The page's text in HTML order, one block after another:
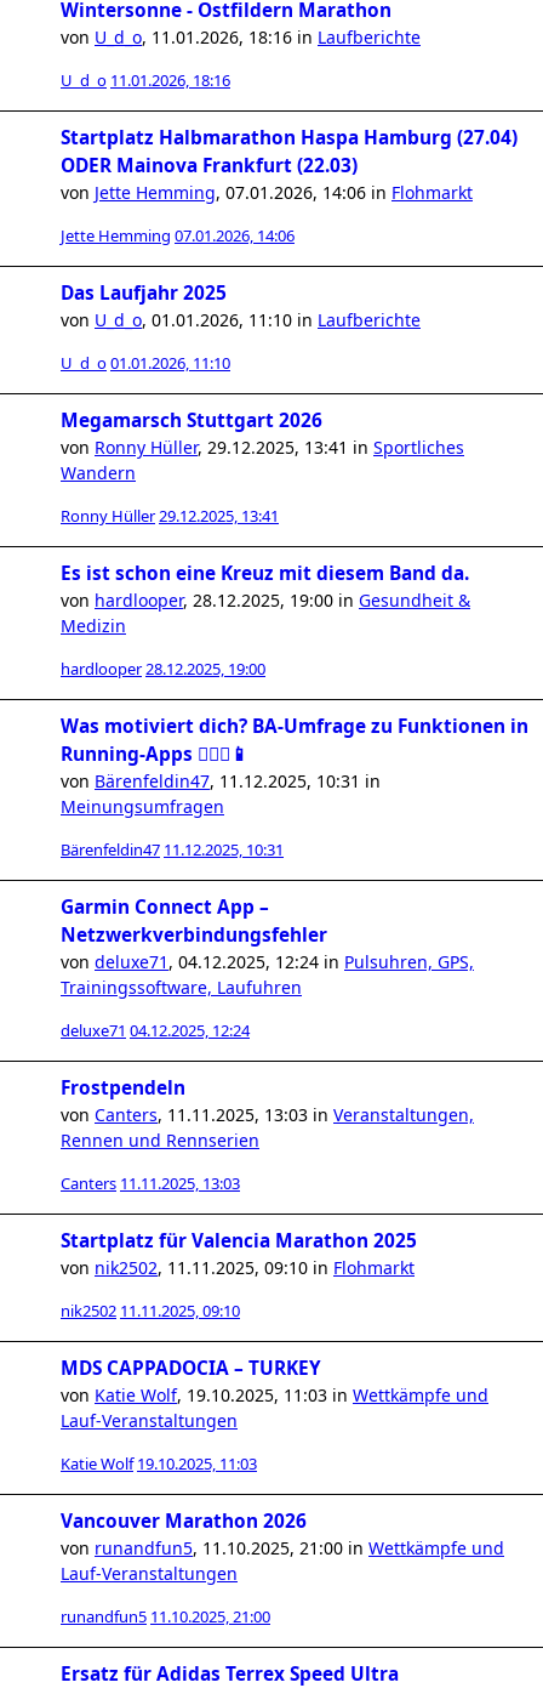
Wintersonne - Ostfildern Marathon
von U_d_o, 11.01.2026, 18:16 in Laufberichte
U_d_o 11.01.2026, 18:16
Startplatz Halbmarathon Haspa Hamburg (27.04)
ODER Mainova Frankfurt (22.03)
von Jette Hemming, 07.01.2026, 14:06 in Flohmarkt
Jette Hemming 07.01.2026, 14:06
Das Laufjahr 2025
von U_d_o, 01.01.2026, 11:10 in Laufberichte
U_d_o01.01.2026, 11:10
Megamarsch Stuttgart 2026
von Ronny Hüller, 29.12.2025, 13:41 in Sportliches
Wandern
Ronny Hüller29.12.2025, 13:41
Es ist schon eine Kreuz mit diesem Band da.
von hardlooper, 28.12.2025, 19:00 in Gesundheit &
Medizin
hardlooper28.12.2025, 19:00
Was motiviert dich? BA-Umfrage zu Funktionen in
Running-Apps 🏃🏻‍♀️📱
von Bärenfeldin47, 11.12.2025, 10:31 in
Meinungsumfragen
Bärenfeldin47 11.12.2025, 10:31
Garmin Connect App –
Netzwerkverbindungsfehler
von deluxe71 , 04.12.2025, 12:24 in Pulsuhren, GPS,
Trainingssoftware, Laufuhren
deluxe71 04.12.2025, 12:24
Frostpendeln
von Canters, 11.11.2025, 13:03 in Veranstaltungen,
Rennen und Rennserien
Canters 11.11.2025, 13:03
Startplatz für Valencia Marathon 2025
von nik2502, 11.11.2025, 09:10 in Flohmarkt
nik2502 11.11.2025, 09:10
MDS CAPPADOCIA – TURKEY
von Katie Wolf, 19.10.2025, 11:03 in Wettkämpfe und
Lauf-Veranstaltungen
Katie Wolf 19.10.2025, 11:03
Vancouver Marathon 2026
von runandfun5, 11.10.2025, 21:00 in Wettkämpfe und
Lauf-Veranstaltungen
runandfun5 11.10.2025, 21:00
Ersatz für Adidas Terrex Speed Ultra